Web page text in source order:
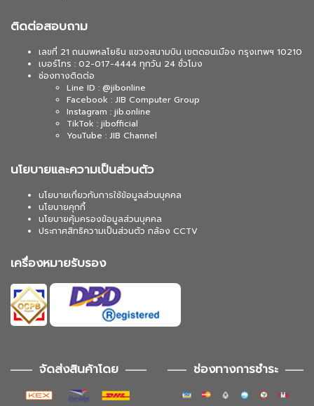
ติดต่อสอบถาม
เลขที่ 21 ถนนพหลโยธิน แขวงสนามบิน เขตดอนเมือง กรุงเทพฯ 10210
เบอร์โทร : 02-017-4444 ทุกวัน 24 ชั่วโมง
ช่องทางติดต่อ
Line ID : @jibonline
Facebook : JIB Computer Group
Instagram : jib.online
TikTok : jibofficial
YouTube : JIB Channel
นโยบายและความเป็นส่วนตัว
นโยบายเกี่ยวกับการใช้ข้อมูลส่วนบุคคล
นโยบายคุกกี้
นโยบายคุ้มครองข้อมูลส่วนบุคคล
ประกาศสิทธิความเป็นส่วนตัว กล้อง CCTV
เครื่องหมายรับรอง
จัดส่งสินค้าโดย ช่องทางการชำระ